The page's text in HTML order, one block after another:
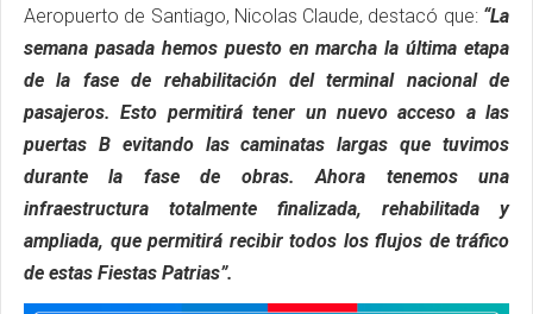
Aeropuerto de Santiago, Nicolas Claude, destacó que: “La
semana pasada hemos puesto en marcha la última etapa
de la fase de rehabilitación del terminal nacional de
pasajeros. Esto permitirá tener un nuevo acceso a las
puertas B evitando las caminatas largas que tuvimos
durante la fase de obras. Ahora tenemos una
infraestructura totalmente finalizada, rehabilitada y
ampliada, que permitirá recibir todos los flujos de tráfico
de estas Fiestas Patrias”.